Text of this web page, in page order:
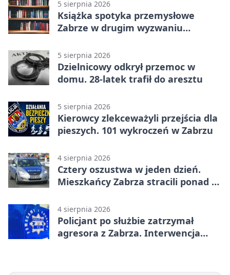
5 sierpnia 2026
Książka spotyka przemysłowe
Zabrze w drugim wyzwaniu
5 sierpnia 2026
Dzielnicowy odkrył przemoc w
domu. 28-latek trafił do aresztu
5 sierpnia 2026
Kierowcy zlekceważyli przejścia dla
pieszych. 101 wykroczeń w Zabrzu
4 sierpnia 2026
Cztery oszustwa w jeden dzień.
Mieszkańcy Zabrza stracili ponad 6
4 sierpnia 2026
Policjant po służbie zatrzymał
agresora z Zabrza. Interwencja